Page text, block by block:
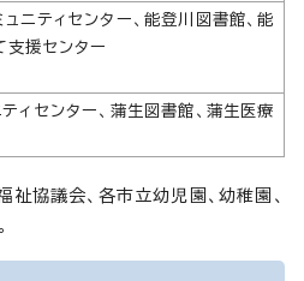
ニティセンター、能登川図書館、能
支援センター
ィセンター、蒲生図書館、蒲生医療
協議会、各市立幼児園、幼稚園、